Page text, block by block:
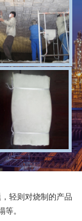
轻则对烧制的产品
。